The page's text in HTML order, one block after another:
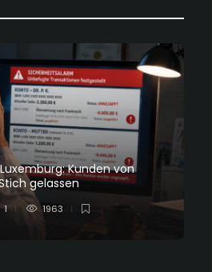
Kunden von
gelassen
1 1963